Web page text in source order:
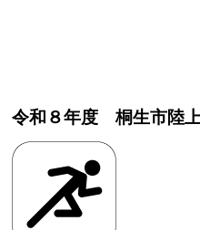
令和８年度 桐生市陸